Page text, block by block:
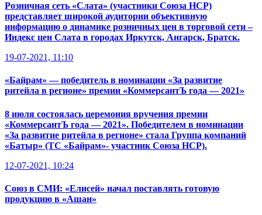
Розничная сеть «Слата» (участники Союза НСР)
представляет широкой аудитории объективную
информацию о динамике розничных цен в торговой сети –
Индекс цен Слата в городах Иркутск, Ангарск, Братск.
19-07-2021, 11:10
«Байрам» — победитель в номинации «За развитие
ритейла в регионе» премии «КоммерсантЪ года — 2021»
8 июля состоялась церемония вручения премии
«КоммерсантЪ года — 2021». Победителем в номинации
«За развитие ритейла в регионе» стала Группа компаний
«Батыр» (ТС «Байрам»- участник Союза НСР).
12-07-2021, 10:24
Союз в СМИ: «Елисей» начал поставлять готовую
продукцию в «Ашан»